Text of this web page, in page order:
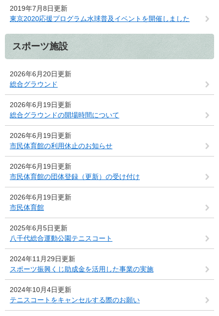
2019年7月8日更新
東京2020応援プログラム水球普及イベントを開催しました
スポーツ施設
2026年6月20日更新
総合グラウンド
2026年6月19日更新
総合グラウンドの開場時間について
2026年6月19日更新
市民体育館の利用休止のお知らせ
2026年6月19日更新
市民体育館の団体登録（更新）の受け付け
2026年6月19日更新
市民体育館
2025年6月5日更新
八千代総合運動公園テニスコート
2024年11月29日更新
スポーツ振興くじ助成金を活用した事業の実施
2024年10月4日更新
テニスコートをキャンセルする際のお願い